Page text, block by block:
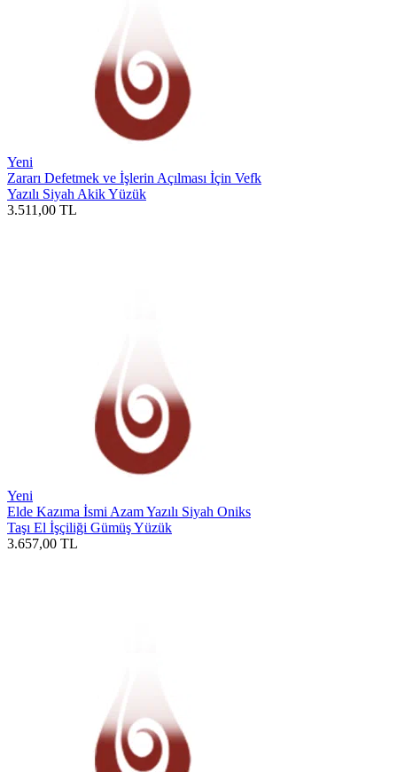
Yeni
Zararı Defetmek ve İşlerin Açılması İçin Vefk
Yazılı Siyah Akik Yüzük
3.511,00 TL
Yeni
Elde Kazıma İsmi Azam Yazılı Siyah Oniks
Taşı El İşçiliği Gümüş Yüzük
3.657,00 TL